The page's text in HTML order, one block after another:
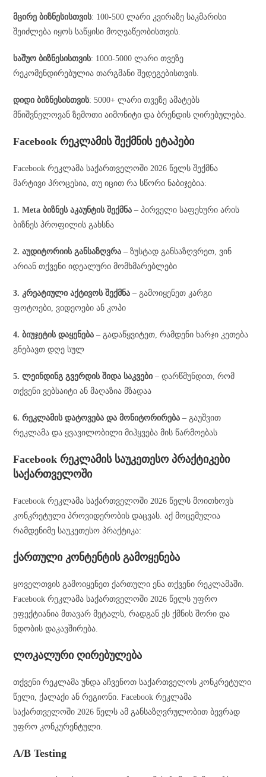
მცირე ბიზნესისთვის: 100-500 ლარი კვირაზე საკმარისი
შეიძლება იყოს საწყისი მოღვაწეობისთვის.
საშუო ბიზნესისთვის: 1000-5000 ლარი თვეზე
რეკომენდირებულია თარგმანი შედეგებისთვის.
დიდი ბიზნესისთვის: 5000+ ლარი თვეზე ამატებს
მნიშვნელოვან ზემოთი აიმონიტი და ბრენდის ღირებულება.
Facebook რეკლამის შექმნის ეტაპები
Facebook რეკლამა საქართველოში 2026 წელს შექმნა
მარტივი პროცესია, თუ იცით რა სწორი ნაბიჯებია:
1. Meta ბიზნეს აკაუნტის შექმნა – პირველი საფეხური არის
ბიზნეს პროფილის გახსნა
2. აუდიტორიის განსაზღვრა – ზუსტად განსაზღვრეთ, ვინ
არიან თქვენი იდეალური მომხმარებლები
3. კრეატიული აქტივოს შექმნა – გამოიყენეთ კარგი
ფოტოები, ვიდეოები ან კოპი
4. ბიუჯეტის დაყენება – გადაწყვიტეთ, რამდენი ხარჯი კეთება
გნებავთ დღე სულ
5. ლეინდინგ გვერდის შიდა საკვები – დარწმუნდით, რომ
თქვენი ვებსაიტი ან მაღაზია მზადაა
6. რეკლამის დატოვება და მონიტორირება – გაუშვით
რეკლამა და ყვავილობილი მიჰყვება მის წარმოებას
Facebook რეკლამის საუკეთესო პრაქტიკები
საქართველოში
Facebook რეკლამა საქართველოში 2026 წელს მოითხოვს
კონკრეტული პროვიდერობის დაცვას. აქ მოცემულია
რამდენიმე საუკეთესო პრაქტიკა:
ქართული კონტენტის გამოყენება
ყოველთვის გამოიყენეთ ქართული ენა თქვენი რეკლამაში.
Facebook რეკლამა საქართველოში 2026 წელს უფრო
ეფექტიანია მთავარ მეტალს, რადგან ეს ქმნის შორი და
ნდობის დაკავშირება.
ლოკალური ღირებულება
თქვენი რეკლამა უნდა აჩვენოთ საქართველოს კონკრეტული
წელი, ქალაქი ან რეგიონი. Facebook რეკლამა
საქართველოში 2026 წელს ამ განსაზღვრულობით ბევრად
უფრო კონკურენტული.
A/B Testing